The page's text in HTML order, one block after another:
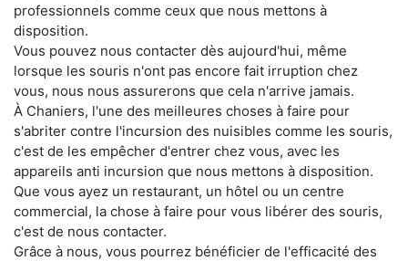
professionnels comme ceux que nous mettons à
disposition.
Vous pouvez nous contacter dès aujourd'hui, même
lorsque les souris n'ont pas encore fait irruption chez
vous, nous nous assurerons que cela n'arrive jamais.
À Chaniers, l'une des meilleures choses à faire pour
s'abriter contre l'incursion des nuisibles comme les souris,
c'est de les empêcher d'entrer chez vous, avec les
appareils anti incursion que nous mettons à disposition.
Que vous ayez un restaurant, un hôtel ou un centre
commercial, la chose à faire pour vous libérer des souris,
c'est de nous contacter.
Grâce à nous, vous pourrez bénéficier de l'efficacité des